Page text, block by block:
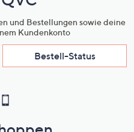
und Bestellungen sowie deine
Kundenkonto
Bestell-Status